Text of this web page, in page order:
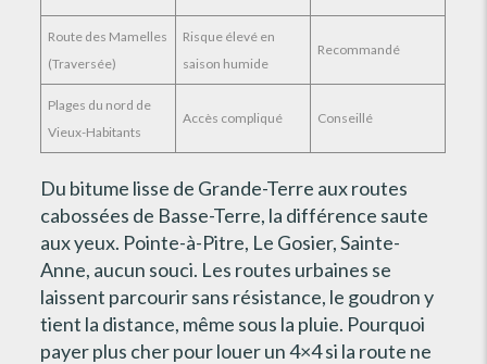
Route des Mamelles
(Traversée)
Risque élevé en
saison humide
Recommandé
Plages du nord de
Vieux-Habitants
Accès compliqué Conseillé
Du bitume lisse de Grande-Terre aux routes
cabossées de Basse-Terre, la différence saute
aux yeux. Pointe-à-Pitre, Le Gosier, Sainte-
Anne, aucun souci. Les routes urbaines se
laissent parcourir sans résistance, le goudron y
tient la distance, même sous la pluie. Pourquoi
payer plus cher pour louer un 4×4 si la route ne